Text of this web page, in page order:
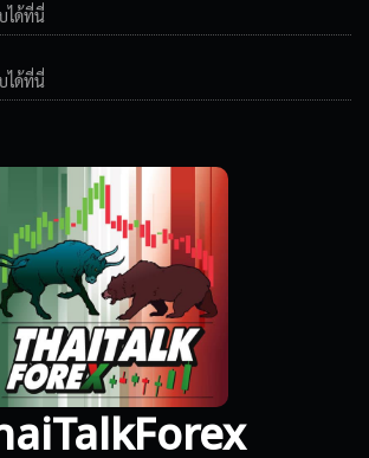
ได้ที่นี่
ได้ที่นี่